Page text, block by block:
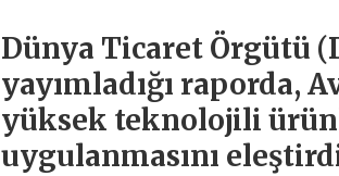
Dünya Ticaret Örgütü
yayımladığı raporda,
yüksek teknolojili
uygulanmasını